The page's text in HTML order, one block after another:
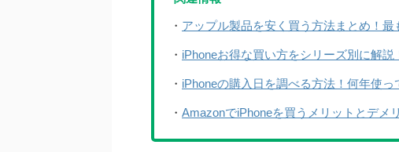
・ アップル製品を安く買う方法まとめ！最
・ iPhoneお得な買い方をシリーズ別に解
・ iPhoneの購入日を調べる方法！何年使っ
・ AmazonでiPhoneを買うメリットとデメ